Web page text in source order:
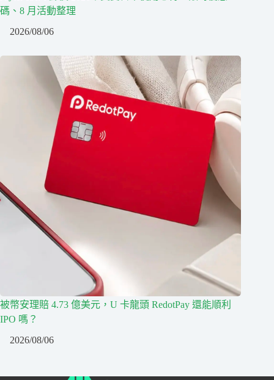
碼、8 月活動整理
2026/08/06
被幣安理賠 4.73 億美元，U 卡龍頭 RedotPay 還能順利
IPO 嗎？
2026/08/06